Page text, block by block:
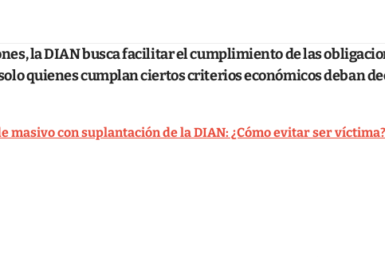
la DIAN busca facilitar el cumplimiento de las
quienes cumplan ciertos criterios económicos deban
masivo con suplantación de la DIAN: ¿Cómo evitar ser víctima?